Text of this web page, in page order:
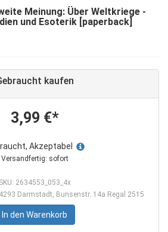
Meinung: Über Weltkriege -
und Esoterik [paperback]
kaufen
3,99 €*
Akzeptabel
Versandfertig: sofort
SKU: 2634553_053_4x
Darmstadt, Bunsenstr. 14a Regal 2515
In den Warenkorb